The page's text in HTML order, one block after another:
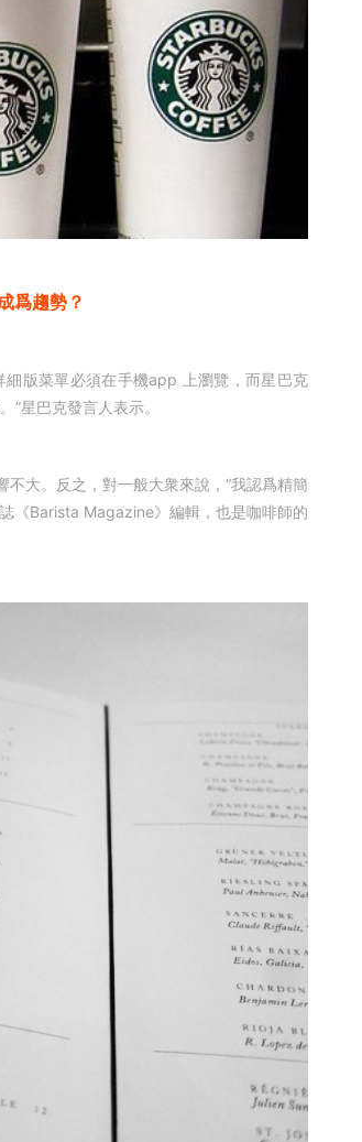
爲趨勢？
版菜單必須在手機app 上瀏覽，而星巴克
星巴克發言人表示。
大。反之，對一般大衆來說，“我認爲精簡
《Barista Magazine》編輯，也是咖啡師的